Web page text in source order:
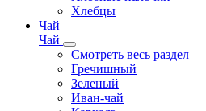
Хлебцы
Чай
Чай
Смотреть весь раздел
Гречишный
Зеленый
Иван-чай